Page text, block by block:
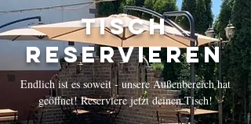
Tisch
Reservieren
Endlich ist es soweit - unsere Außenbereich hat
geöffnet! Reserviere jetzt deinen Tisch!